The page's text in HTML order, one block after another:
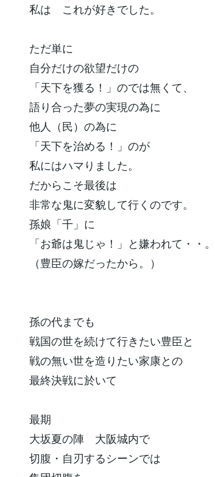
私は これが好きでした。
ただ単に
自分だけの欲望だけの
「天下を獲る！」のでは無くて、
語り合った夢の実現の為に
他人（民）の為に
「天下を治める！」のが
私にはハマりました。
だからこそ最後は
非常な鬼に変貌して行くのです。
孫娘「千」に
「お爺は鬼じゃ！」と嫌われて・・。
（豊臣の嫁だったから。）
孫の代までも
戦国の世を続けて行きたい豊臣と
戦の無い世を造りたい家康との
最終決戦に於いて
最期
大坂夏の陣 大阪城内で
切腹・自刃するシーンでは